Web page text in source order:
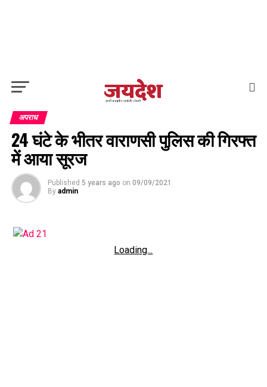
अपराध
24 घंटे के भीतर वाराणसी पुलिस की गिरफ्त
में आया सूरज
Published 5 years ago on 09/09/2021
By admin
Loading...